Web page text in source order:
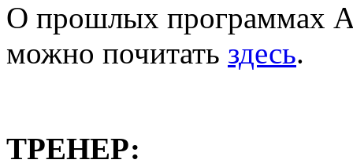
О прошлых программах
можно почитать здесь.
ТРЕНЕР: